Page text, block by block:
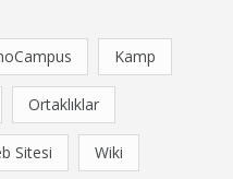
Kamp
Ortaklıklar
Sitesi Wiki